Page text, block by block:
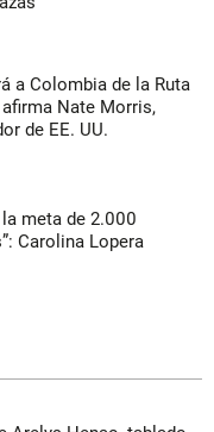
a Colombia de la Ruta
afirma Nate Morris,
de EE. UU.
meta de 2.000
Carolina Lopera